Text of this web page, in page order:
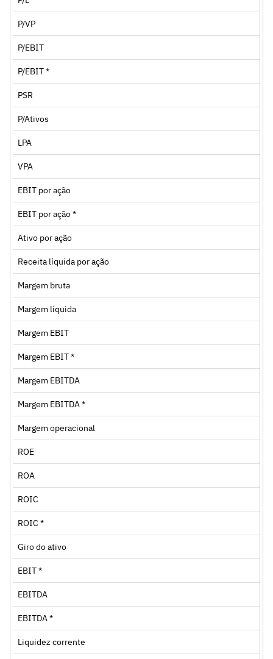
P/VP
P/EBIT
P/EBIT *
PSR
P/Ativos
LPA
VPA
EBIT por ação
EBIT por ação *
Ativo por ação
Receita líquida por ação
Margem bruta
Margem líquida
Margem EBIT
Margem EBIT *
Margem EBITDA
Margem EBITDA *
Margem operacional
ROE
ROA
ROIC
ROIC *
Giro do ativo
EBIT *
EBITDA
EBITDA *
Liquidez corrente